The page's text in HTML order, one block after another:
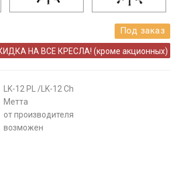
Под заказ
НА ВСЕ КРЕСЛА! (кроме акционных)
LK-12 PL /LK-12 Ch
Метта
от производителя
возможен